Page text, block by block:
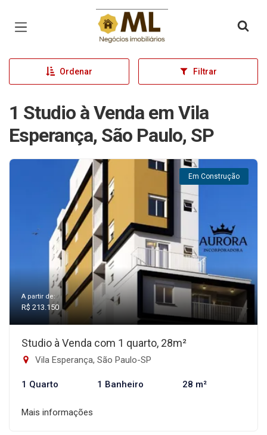
Página inicial
Ordenar Filtrar
1 Studio à Venda em Vila
Esperança, São Paulo, SP
Em Construção
A partir de:
R$ 213.150
Studio à Venda com 1 quarto, 28m²
Vila Esperança, São Paulo-SP
1 Quarto 1 Banheiro 28 m²
Mais informações